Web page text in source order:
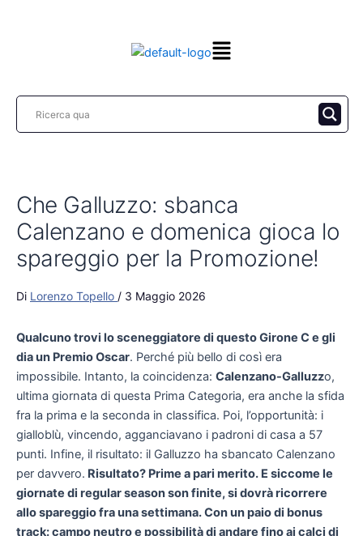
Che Galluzzo: sbanca
Calenzano e domenica gioca lo
spareggio per la Promozione!
Di Lorenzo Topello / 3 Maggio 2026
Qualcuno trovi lo sceneggiatore di questo Girone C e gli
dia un Premio Oscar. Perché più bello di così era
impossibile. Intanto, la coincidenza: Calenzano-Galluzzo,
ultima giornata di questa Prima Categoria, era anche la sfida
fra la prima e la seconda in classifica. Poi, l’opportunità: i
gialloblù, vincendo, agganciavano i padroni di casa a 57
punti. Infine, il risultato: il Galluzzo ha sbancato Calenzano
per davvero. Risultato? Prime a pari merito. E siccome le
giornate di regular season son finite, si dovrà ricorrere
allo spareggio fra una settimana. Con un paio di bonus
track: campo neutro e possibilità di andare fino ai calci di